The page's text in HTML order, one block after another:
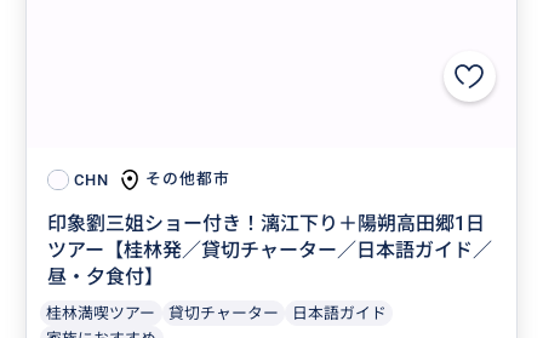
CHN その他都市
印象劉三姐ショー付き！漓江下り＋陽朔高田郷1日
ツアー【桂林発／貸切チャーター／日本語ガイド／
昼・夕食付】
桂林満喫ツアー 貸切チャーター
日本語ガイド